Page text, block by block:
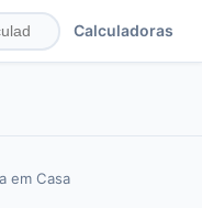
Calculadoras
em Casa